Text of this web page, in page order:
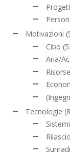
Motivazioni
Cibo
Aria/
Risorse
Tecnologie